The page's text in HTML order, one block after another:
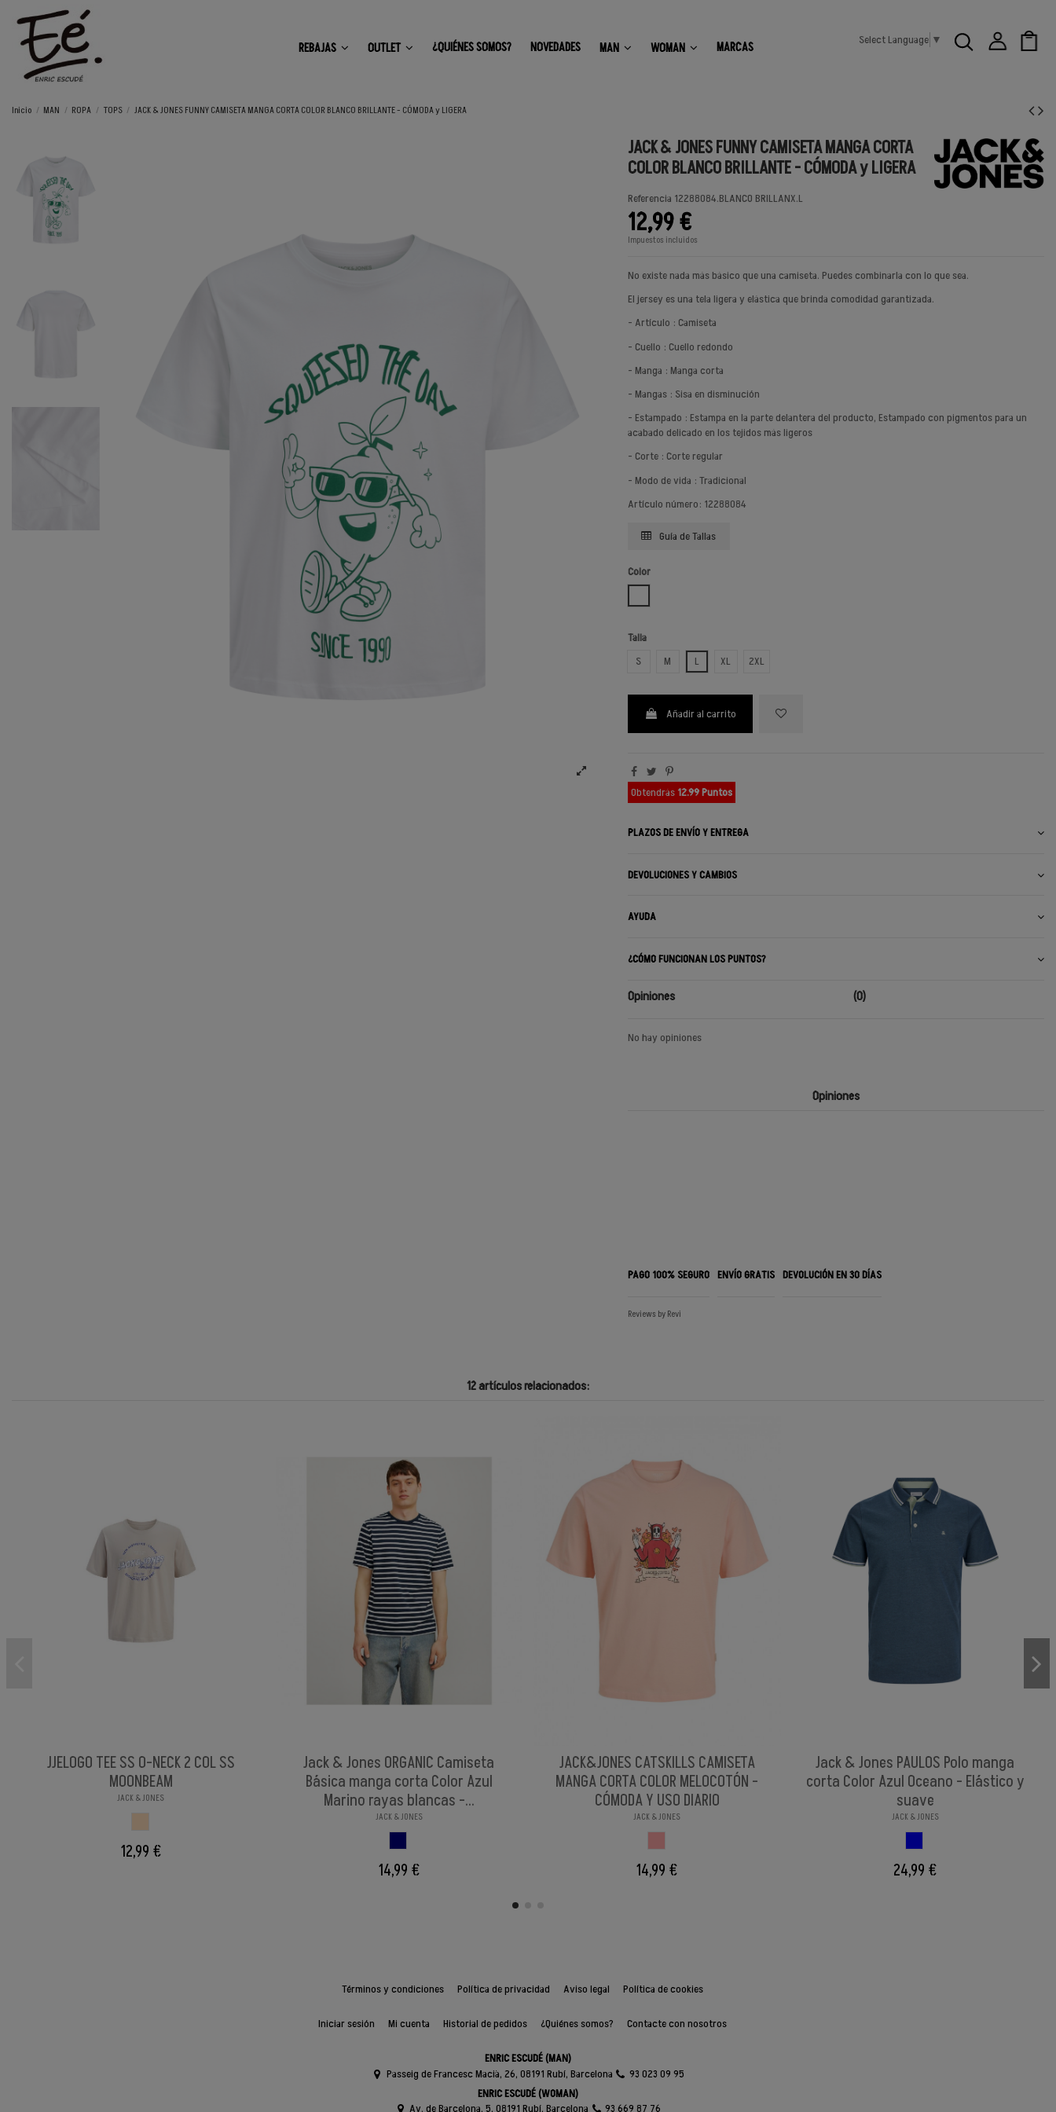
Select Language ▼
REBAJAS OUTLET ¿QUIÉNES SOMOS? NOVEDADES MAN WOMAN MARCAS
Inicio MAN ROPA TOPS JACK & JONES FUNNY CAMISETA MANGA CORTA COLOR BLANCO BRILLANTE - CÓMODA y LIGERA
JACK & JONES FUNNY CAMISETA MANGA CORTA
COLOR BLANCO BRILLANTE - CÓMODA y LIGERA
Referencia 12288084.BLANCO BRILLANX.L
12,99 €
Impuestos incluidos
No existe nada más básico que una camiseta. Puedes combinarla con lo que sea.
El jersey es una tela ligera y elástica que brinda comodidad garantizada.
- Artículo : Camiseta
- Cuello : Cuello redondo
- Manga : Manga corta
- Mangas : Sisa en disminución
- Estampado : Estampa en la parte delantera del producto, Estampado con pigmentos para un
acabado delicado en los tejidos más ligeros
- Corte : Corte regular
- Modo de vida : Tradicional
Artículo número: 12288084
Guía de Tallas
Color
Talla
S
M L XL 2XL
Añadir al carrito
Obtendrás 12.99 Puntos
PLAZOS DE ENVÍO Y ENTREGA
DEVOLUCIONES Y CAMBIOS
AYUDA
¿CÓMO FUNCIONAN LOS PUNTOS?
Opiniones (0)
No hay opiniones
Opiniones
PAGO 100% SEGURO ENVÍO GRATIS DEVOLUCIÓN EN 30 DÍAS
Reviews by Revi
12 artículos relacionados:
JJELOGO TEE SS O-NECK 2 COL SS
MOONBEAM
JACK & JONES
12,99 €
Jack & Jones ORGANIC Camiseta
Básica manga corta Color Azul
Marino rayas blancas -...
JACK & JONES
14,99 €
JACK&JONES CATSKILLS CAMISETA
MANGA CORTA COLOR MELOCOTÓN -
CÓMODA Y USO DIARIO
JACK & JONES
14,99 €
Jack & Jones PAULOS Polo manga
corta Color Azul Oceano - Elástico y
suave
JACK & JONES
24,99 €
Términos y condiciones Política de privacidad Aviso legal Política de cookies
Iniciar sesión Mi cuenta Historial de pedidos ¿Quiénes somos? Contacte con nosotros
ENRIC ESCUDÉ (MAN)
Passeig de Francesc Macià, 26, 08191 Rubí, Barcelona
93 023 09 95
ENRIC ESCUDÉ (WOMAN)
Av. de Barcelona, 5, 08191 Rubí, Barcelona
93 669 87 76